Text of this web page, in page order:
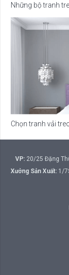
Những bộ tranh
Chọn tranh vải
VP:20/25 Đặng
Xưởng Sản Xuất: 1/